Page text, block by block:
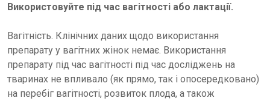
Використовуйте під час вагітності або лактації.
Вагітність. Клінічних даних щодо використання
препарату у вагітних жінок немає. Використання
препарату під час вагітності під час досліджень на
тваринах не впливало (як прямо, так і опосередковано)
на перебіг вагітності, розвиток плода, а також